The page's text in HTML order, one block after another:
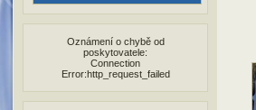
Oznámení o chybě od
poskytovatele:
Connection
Error:http_request_failed